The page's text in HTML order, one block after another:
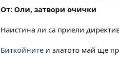
и
:
От: Оли, затвори очички
Наистина ли са приели
Биткойните и златото май ще